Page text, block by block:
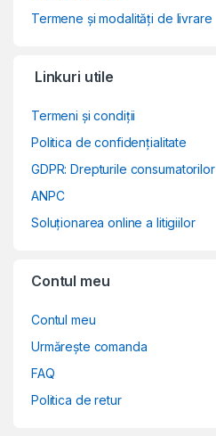
Termene și modalități de livrare
Linkuri utile
Termeni și condiții
Politica de confidențialitate
GDPR: Drepturile consumatorilor
ANPC
Soluționarea online a litigiilor
Contul meu
Contul meu
Urmărește comanda
FAQ
Politica de retur